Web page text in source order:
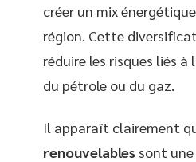
créer un mix
région. Cette
réduire les risques liés
du pétrole ou du gaz.
Il apparaît clairement
renouvelables sont